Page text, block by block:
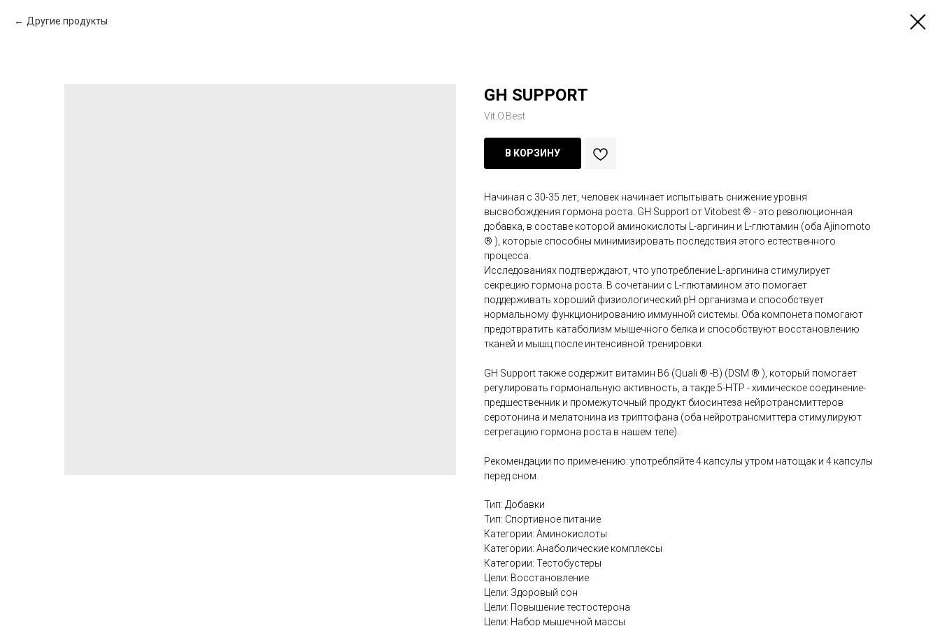
Другие продукты
GH SUPPORT
Vit.O.Best
В КОРЗИНУ
Начиная с 30-35 лет, человек начинает испытывать снижение уровня
высвобождения гормона роста. GH Support от Vitobest ® - это революционная
добавка, в составе которой аминокислоты L-аргинин и L-глютамин (оба Ajinomoto
® ), которые способны минимизировать последствия этого естественного
процесса.
Исследованиях подтверждают, что употребление L-аргинина стимулирует
секрецию гормона роста. В сочетании с L-глютамином это помогает
поддерживать хороший физиологический рН организма и способствует
нормальному функционированию иммунной системы. Оба компонета помогают
предотвратить катаболизм мышечного белка и способствуют восстановлению
тканей и мышц после интенсивной тренировки.
GH Support также содержит витамин B6 (Quali ® -B) (DSM ® ), который помогает
регулировать гормональную активность, а такде 5-HTP - химическое соединение-
предшественник и промежуточный продукт биосинтеза нейротрансмиттеров
серотонина и мелатонина из триптофана (оба нейротрансмиттера стимулируют
сегрегацию гормона роста в нашем теле).
Рекомендации по применению: употребляйте 4 капсулы утром натощак и 4 капсулы
перед сном.
Тип: Добавки
Тип: Спортивное питание
Категории: Аминокислоты
Категории: Анаболические комплексы
Категории: Тестобустеры
Цели: Восстановление
Цели: Здоровый сон
Цели: Повышение тестостерона
Цели: Набор мышечной массы